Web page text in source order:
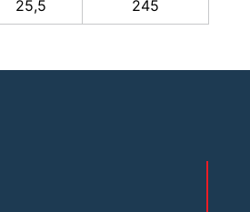
25,5 245